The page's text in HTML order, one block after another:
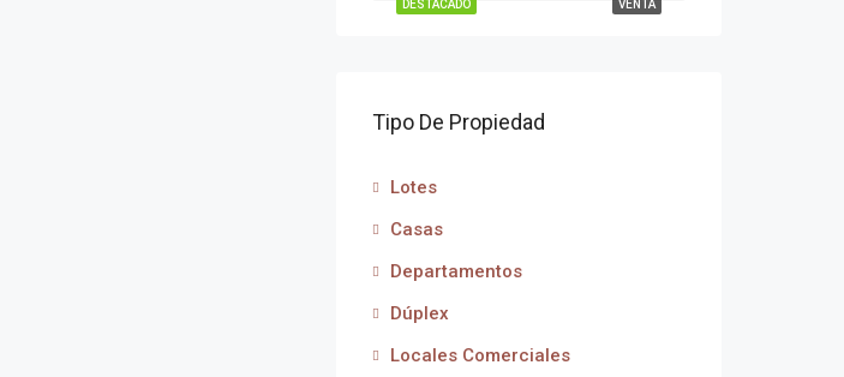
VENTA
DESTACADO
Tipo De Propiedad
Lotes
Casas
Departamentos
Dúplex
Locales Comerciales